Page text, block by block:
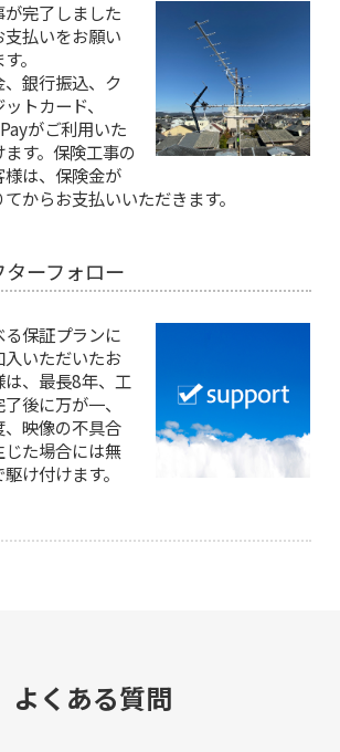
が完了しました
支払いをお願い
。
、銀行振込、ク
ットカード、
がご利用いた
ます。保険工事の
様は、保険金が
てからお支払いいただきます。
ターフォロー
る保証プランに
入いただいたお
は、最長8年、工
後に万が一、
、映像の不具合
じた場合には無
け付けます。
よくある質問